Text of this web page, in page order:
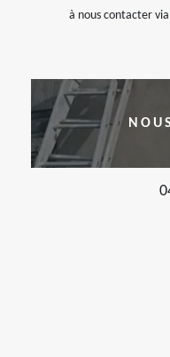
à nous contacter